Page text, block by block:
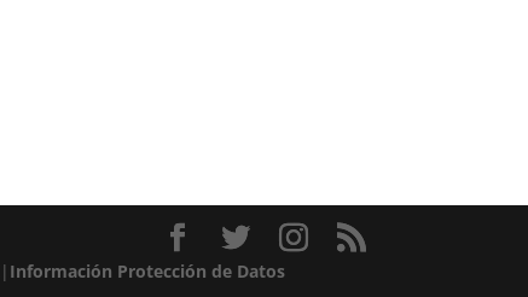
| Información Protección de Datos